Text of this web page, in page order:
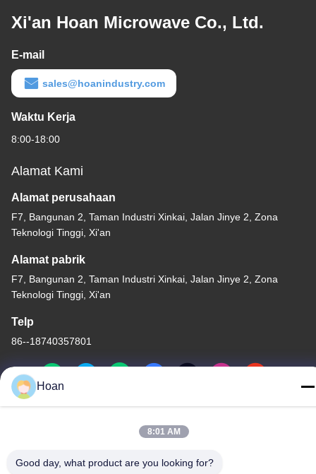
Xi'an Hoan Microwave Co., Ltd.
E-mail
sales@hoanindustry.com
Waktu Kerja
8:00-18:00
Alamat Kami
Alamat perusahaan
F7, Bangunan 2, Taman Industri Xinkai, Jalan Jinye 2, Zona
Teknologi Tinggi, Xi'an
Alamat pabrik
F7, Bangunan 2, Taman Industri Xinkai, Jalan Jinye 2, Zona
Teknologi Tinggi, Xi'an
Telp
86--18740357801
Kebijakan Privasi|Sitemap
Cina Kualitas Baik Isolator getaran tali kawat Pemasok. Hak cipta
Hoan
8:01 AM
Good day, what product are you looking for?